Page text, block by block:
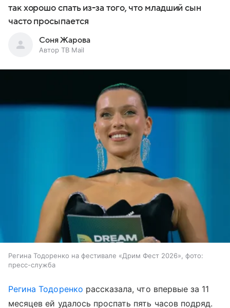
так хорошо спать из-за того, что младший сын
часто просыпается
Соня Жарова
Автор ТВ Mail
Регина Тодоренко на фестивале «Дрим Фест 2026», фото:
пресс-служба
Регина Тодоренко рассказала, что впервые за 11
месяцев ей удалось проспать пять часов подряд.